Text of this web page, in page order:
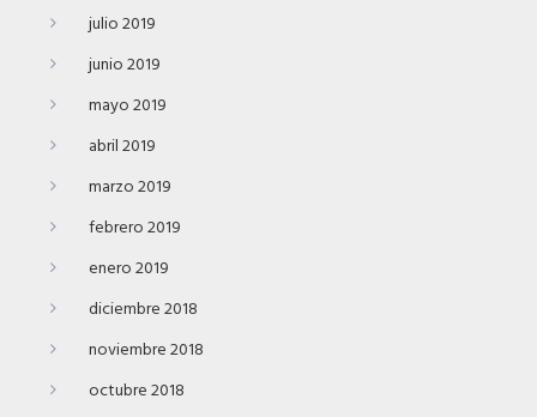
julio 2019
junio 2019
mayo 2019
abril 2019
marzo 2019
febrero 2019
enero 2019
diciembre 2018
noviembre 2018
octubre 2018